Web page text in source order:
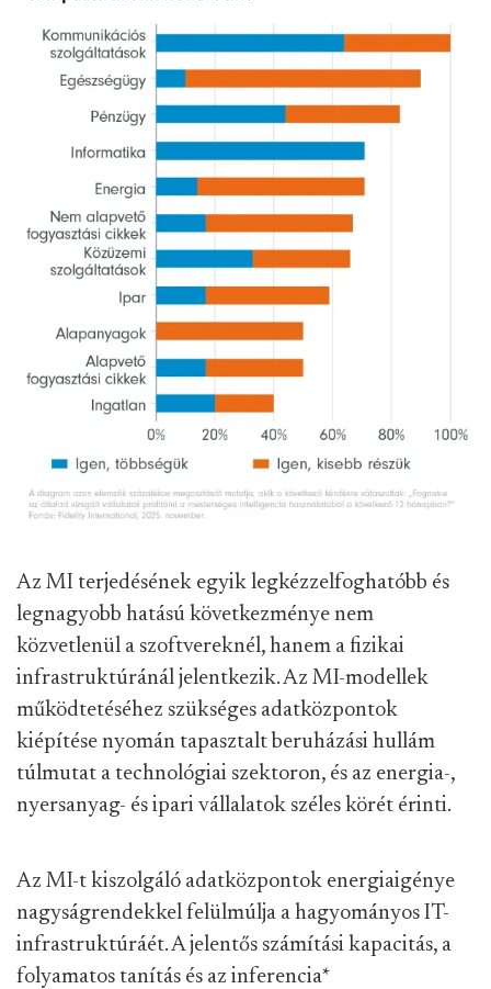
Az MI terjedésének egyik legkézzelfoghatóbb és
legnagyobb hatású következménye nem
közvetlenül a szoftvereknél, hanem a fizikai
infrastruktúránál jelentkezik. Az MI-modellek
működtetéséhez szükséges adatközpontok
kiépítése nyomán tapasztalt beruházási hullám
túlmutat a technológiai szektoron, és az energia-,
nyersanyag- és ipari vállalatok széles körét érinti.
Az MI-t kiszolgáló adatközpontok energiaigénye
nagyságrendekkel felülmúlja a hagyományos IT-
infrastruktúráét. A jelentős számítási kapacitás, a
folyamatos tanítás és az inferencia*